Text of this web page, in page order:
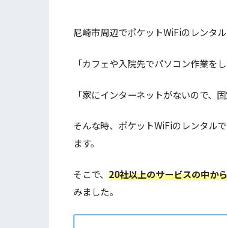
尼崎市周辺でポケットWiFiのレンタ
「カフェや入院先でパソコン作業をし
「家にインターネットがないので、
そんな時、ポケットWiFiのレンタル
ます。
そこで、 20社以上のサービスの中か
みました。